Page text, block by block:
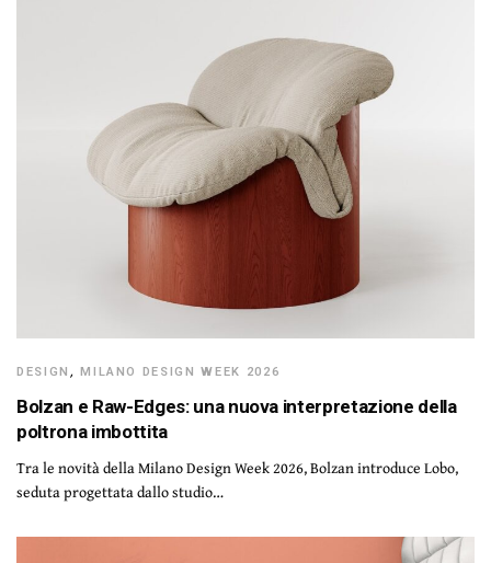
DESIGN ,MILANO DESIGN WEEK 2026
Bolzan e Raw-Edges: una nuova interpretazione della
poltrona imbottita
Tra le novità della Milano Design Week 2026, Bolzan introduce Lobo,
seduta progettata dallo studio…